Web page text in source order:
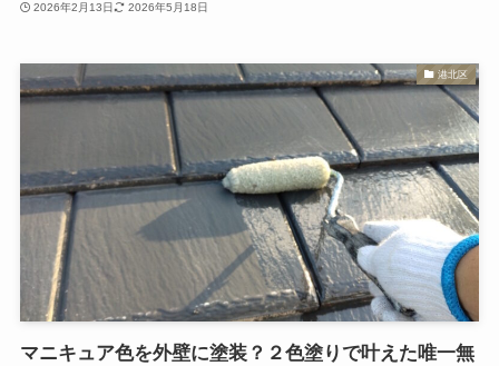
2026年2月13日 2026年5月18日
港北区
マニキュア色を外壁に塗装？２色塗りで叶えた唯一無